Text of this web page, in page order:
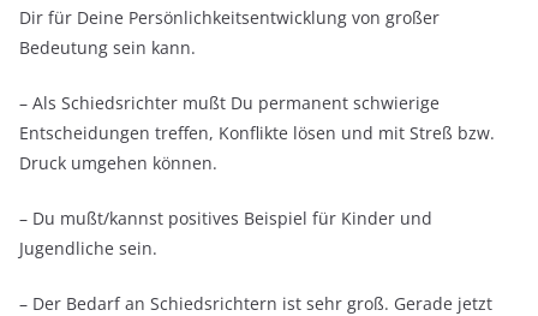
Dir für Deine Persönlichkeitsentwicklung von großer
Bedeutung sein kann.
– Als Schiedsrichter mußt Du permanent schwierige
Entscheidungen treffen, Konflikte lösen und mit Streß bzw.
Druck umgehen können.
– Du mußt/kannst positives Beispiel für Kinder und
Jugendliche sein.
– Der Bedarf an Schiedsrichtern ist sehr groß. Gerade jetzt